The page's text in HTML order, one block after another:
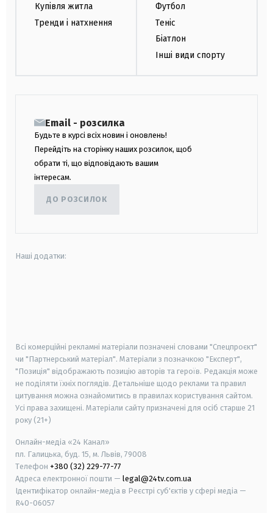
Купівля житла
Тренди і натхнення
Футбол
Теніс
Біатлон
Інші види спорту
Email - розсилка
Будьте в курсі всіх новин і оновлень!
Перейдіть на сторінку наших розсилок, щоб
обрати ті, що відповідають вашим
інтересам.
ДО РОЗСИЛОК
Наші додатки:
Всі комерційні рекламні матеріали позначені словами "Спецпроєкт"
чи "Партнерський матеріал". Матеріали з позначкою "Експерт",
"Позиція" відображають позицію авторів та героїв. Редакція може
не поділяти їхніх поглядів. Детальніше щодо реклами та правил
цитування можна ознайомитись в правилах користування сайтом.
Усі права захищені. Матеріали сайту призначені для осіб старше 21
року (21+)
Онлайн-медіа «24 Канал»
пл. Галицька, буд. 15, м. Львів, 79008
Телефон +380 (32) 229-77-77
Адреса електронної пошти — legal@24tv.com.ua
Ідентифікатор онлайн-медіа в Реєстрі суб'єктів у сфері медіа —
R40-06057